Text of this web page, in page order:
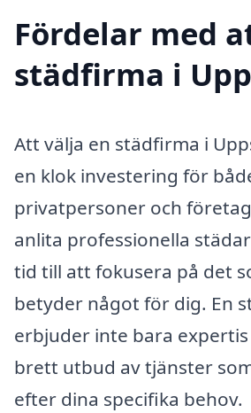
Fördelar med
städfirma i
Att välja en städfirma i
en klok investering för
privatpersoner och
anlita professionella
tid till att fokusera på det
betyder något för dig. En
erbjuder inte bara
brett utbud av tjänster
efter dina specifika behov.